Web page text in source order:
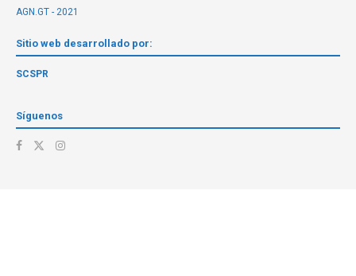
AGN.GT - 2021
Sitio web desarrollado por:
SCSPR
Síguenos